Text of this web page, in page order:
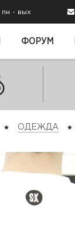
пн - вых
ФОРУМ
ОДЕЖДА